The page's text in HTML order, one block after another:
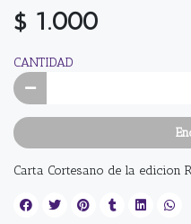
$ 1.000
CANTIDAD
Carta Cortesano de la edicion